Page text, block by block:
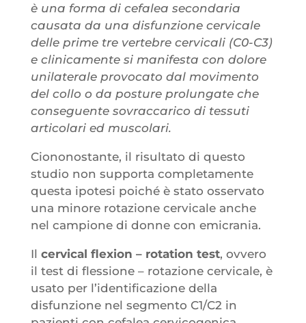
è una forma di cefalea secondaria
causata da una disfunzione cervicale
delle prime tre vertebre cervicali (C0-C3)
e clinicamente si manifesta con dolore
unilaterale provocato dal movimento
del collo o da posture prolungate che
conseguente sovraccarico di tessuti
articolari ed muscolari.
Ciononostante, il risultato di questo
studio non supporta completamente
questa ipotesi poiché è stato osservato
una minore rotazione cervicale anche
nel campione di donne con emicrania.
Il cervical flexion – rotation test, ovvero
il test di flessione – rotazione cervicale, è
usato per l’identificazione della
disfunzione nel segmento C1/C2 in